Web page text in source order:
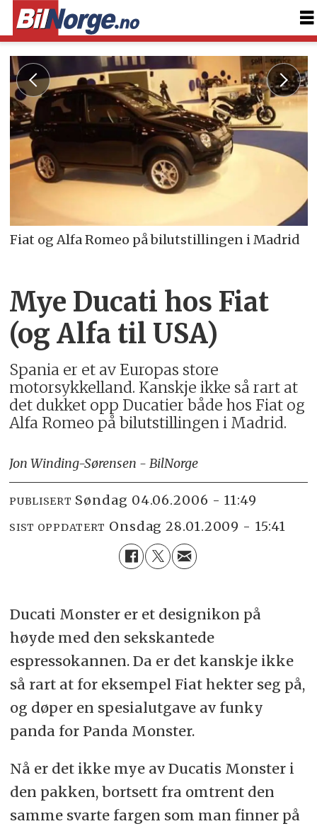
Fiat og Alfa Romeo på bilutstillingen i Madrid
Mye Ducati hos Fiat
(og Alfa til USA)
Spania er et av Europas store
motorsykkelland. Kanskje ikke så rart at
det dukket opp Ducatier både hos Fiat og
Alfa Romeo på bilutstillingen i Madrid.
Jon Winding-Sørensen - BilNorge
PUBLISERT søndag 04.06.2006 - 11:49
SIST OPPDATERT onsdag 28.01.2009 - 15:41
Ducati Monster er et designikon på
høyde med den sekskantede
espressokannen. Da er det kanskje ikke
så rart at for eksempel Fiat hekter seg på,
og døper en spesialutgave av funky
panda for Panda Monster.
Nå er det ikke mye av Ducatis Monster i
den pakken, bortsett fra omtrent den
samme svarte fargen som man finner på